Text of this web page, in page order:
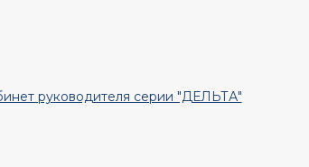
руководителя серии "ДЕЛЬТА"